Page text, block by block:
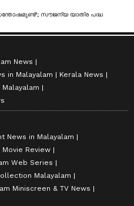
'വലിയ സന്തോഷമുണ്ട്'; സൗജന്യ യാത്ര പദ്ധതിയെ കുറിച്ച് കർണാടകയിലെ സ്ത്രീകൾ
News
in Malayalam
Kerala News
News in Malayalam
Movie Review
Web Series
Malayalam
Miniscreen & TV News